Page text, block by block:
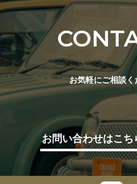
お気軽にご相談く
お問い合わせはこち